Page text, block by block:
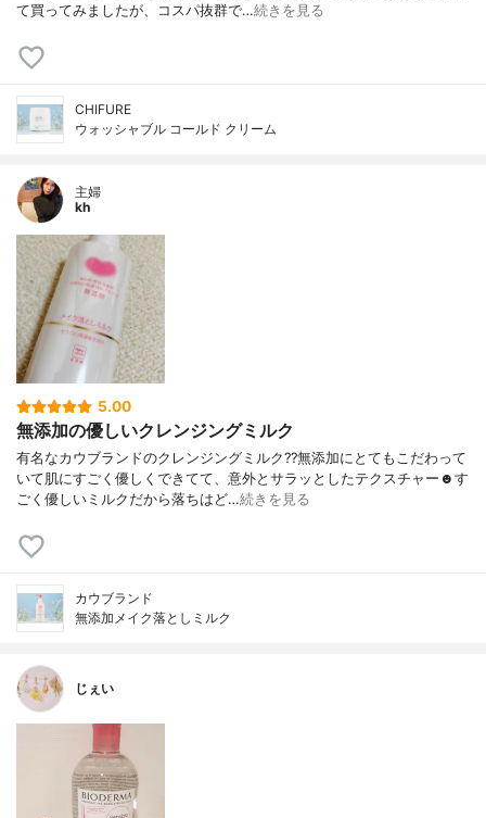
て買ってみましたが、コスパ抜群で…続きを見る
CHIFURE
ウォッシャブル コールド クリーム
主婦
kh
5.00
無添加の優しいクレンジングミルク
有名なカウブランドのクレンジングミルク??無添加にとてもこだわって
いて肌にすごく優しくできてて、意外とサラッとしたテクスチャー☻す
ごく優しいミルクだから落ちはど…続きを見る
カウブランド
無添加メイク落としミルク
じぇい